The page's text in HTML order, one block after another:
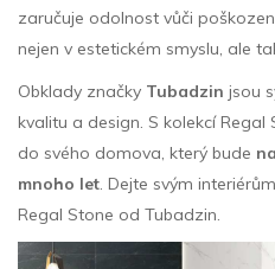
zaručuje odolnost vůči
nejen v estetickém smyslu, ale
Obklady značky Tubadzin jsou
kvalitu a design. S kolekcí Regal
do svého domova, který bude
mnoho let. Dejte svým
Regal Stone od Tubadzin.